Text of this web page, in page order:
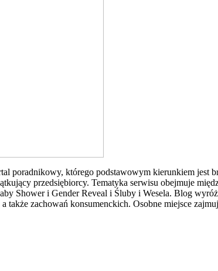
poradnikowy, którego podstawowym kierunkiem jest
przedsiębiorcy. Tematyka serwisu obejmuje
Shower i Gender Reveal i Śluby i Wesela. Blog
zachowań konsumenckich. Osobne miejsce